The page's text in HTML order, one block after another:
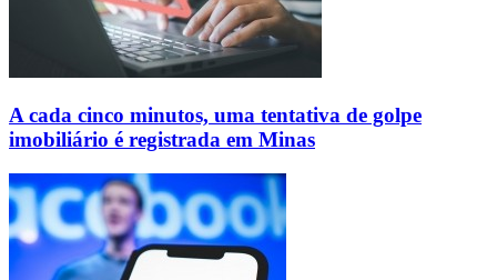
A cada cinco minutos, uma tentativa de golpe
imobiliário é registrada em Minas